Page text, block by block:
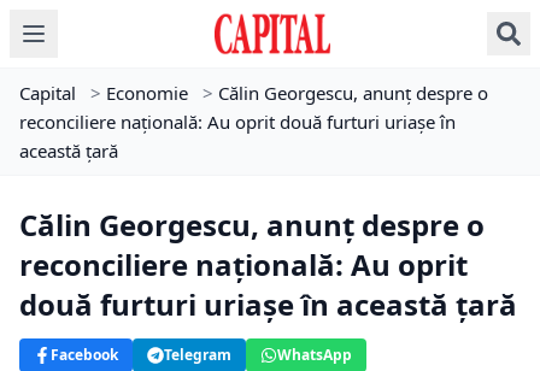
Capital > Economie > Călin Georgescu, anunț despre o
reconciliere națională: Au oprit două furturi uriașe în
această țară
Călin Georgescu, anunț despre o
reconciliere națională: Au oprit
două furturi uriașe în această țară
Facebook Telegram WhatsApp